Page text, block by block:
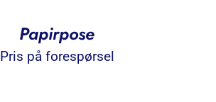
Papirpose
Pris på forespørsel